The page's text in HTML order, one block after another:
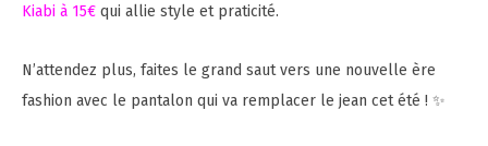
Kiabi à 15€ qui allie style et praticité.
N’attendez plus, faites le grand saut vers une nouvelle ère
fashion avec le pantalon qui va remplacer le jean cet été ! ✨